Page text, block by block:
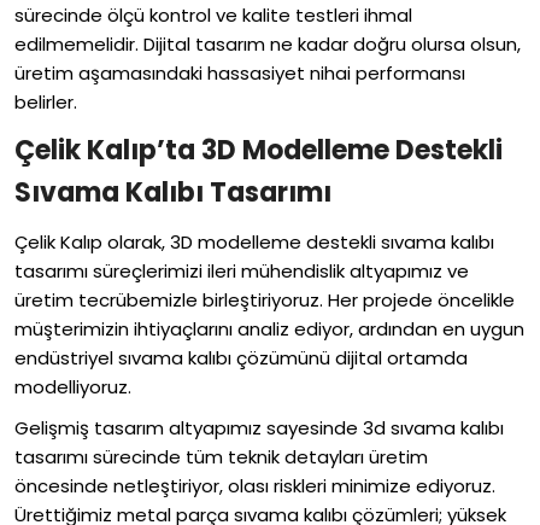
sürecinde ölçü kontrol ve kalite testleri ihmal
edilmemelidir. Dijital tasarım ne kadar doğru olursa olsun,
üretim aşamasındaki hassasiyet nihai performansı
belirler.
Çelik Kalıp’ta 3D Modelleme Destekli
Sıvama Kalıbı Tasarımı
Çelik Kalıp olarak, 3D modelleme destekli sıvama kalıbı
tasarımı süreçlerimizi ileri mühendislik altyapımız ve
üretim tecrübemizle birleştiriyoruz. Her projede öncelikle
müşterimizin ihtiyaçlarını analiz ediyor, ardından en uygun
endüstriyel sıvama kalıbı çözümünü dijital ortamda
modelliyoruz.
Gelişmiş tasarım altyapımız sayesinde 3d sıvama kalıbı
tasarımı sürecinde tüm teknik detayları üretim
öncesinde netleştiriyor, olası riskleri minimize ediyoruz.
Ürettiğimiz metal parça sıvama kalıbı çözümleri; yüksek